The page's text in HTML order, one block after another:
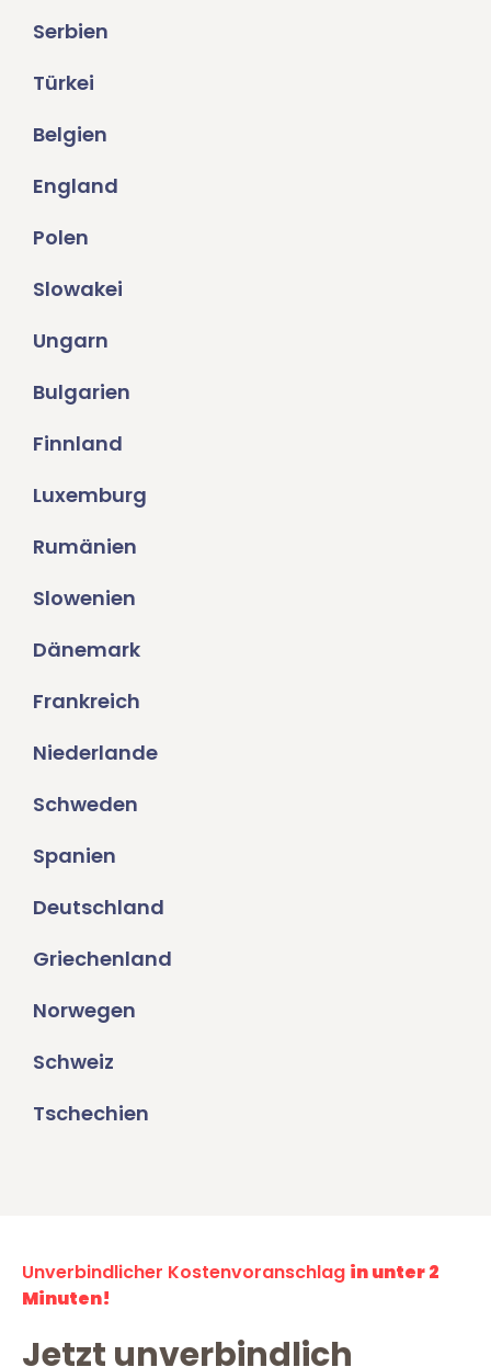
Serbien
Türkei
Belgien
England
Polen
Slowakei
Ungarn
Bulgarien
Finnland
Luxemburg
Rumänien
Slowenien
Dänemark
Frankreich
Niederlande
Schweden
Spanien
Deutschland
Griechenland
Norwegen
Schweiz
Tschechien
Unverbindlicher Kostenvoranschlag in unter 2
Minuten!
Jetzt unverbindlich